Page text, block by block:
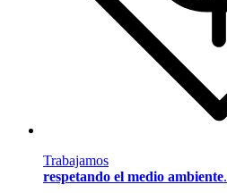
Trabajamos
respetando el medio ambiente.